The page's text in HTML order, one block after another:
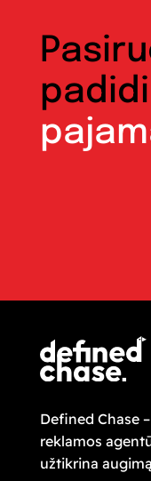
Defined Chase
reklamos
užtikrina